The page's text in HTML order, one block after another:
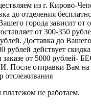
из г. Кирово-
до отделения
города зависит от
от 300-350
Доставка до
рублей действует
заказе от 5000
отправки Вам на
отслеживания
не работаем.